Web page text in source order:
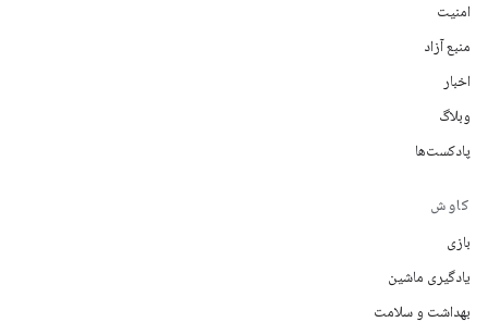
امنیت
منبع آزاد
اخبار
وبلاگ
پادکست‌ها
کاوش
بازی
یادگیری ماشین
بهداشت و سلامت